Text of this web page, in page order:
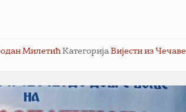
Милетић КатегоријаВијести из Чечаве